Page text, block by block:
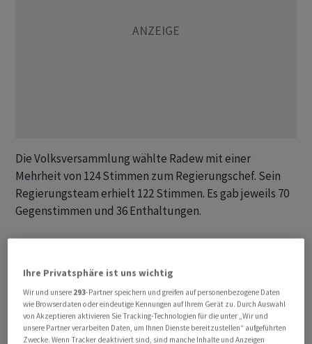
Die Volksversammlung wählte Radew mit einer
Mehrheit von 124 Stimmen zum Regierungschef. Sein
Regierungsteam erhielt 122 Stimmen. Es gab jeweils 70
Gegenstimmen und 36 Enthaltungen.
Stimmen als stärkste Kraft hervorgegangen. Der Ex-
General sagte der «Korruption und Oligarchie» den
Kampf an.
Ihre Privatsphäre ist uns wichtig
Wir und unsere 293-Partner speichern und greifen auf personenbezogene Daten
wie Browserdaten oder eindeutige Kennungen auf Ihrem Gerät zu. Durch Auswahl
von Akzeptieren aktivieren Sie Tracking-Technologien für die unter „Wir und
unsere Partner verarbeiten Daten, um Ihnen Dienste bereitzustellen“ aufgeführten
Zwecke. Wenn Tracker deaktiviert sind, sind manche Inhalte und Anzeigen